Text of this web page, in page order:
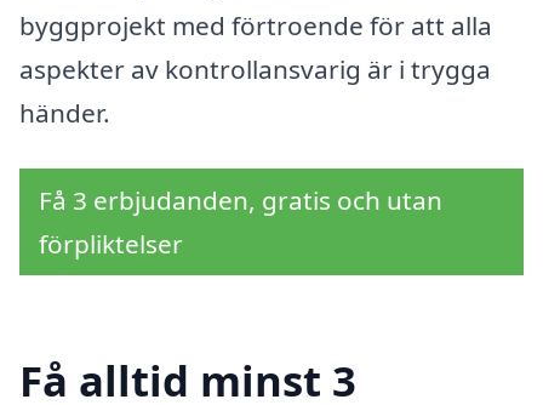
byggprojekt med förtroende för att alla
aspekter av kontrollansvarig är i trygga
händer.
Få 3 erbjudanden, gratis och utan
förpliktelser
Få alltid minst 3